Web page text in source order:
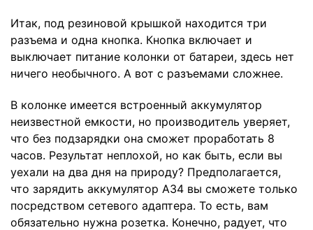
Итак, под резиновой крышкой находится три
разъема и одна кнопка. Кнопка включает и
выключает питание колонки от батареи, здесь нет
ничего необычного. А вот с разъемами сложнее.
В колонке имеется встроенный аккумулятор
неизвестной емкости, но производитель уверяет,
что без подзарядки она сможет проработать 8
часов. Результат неплохой, но как быть, если вы
уехали на два дня на природу? Предполагается,
что зарядить аккумулятор A34 вы сможете только
посредством сетевого адаптера. То есть, вам
обязательно нужна розетка. Конечно, радует, что